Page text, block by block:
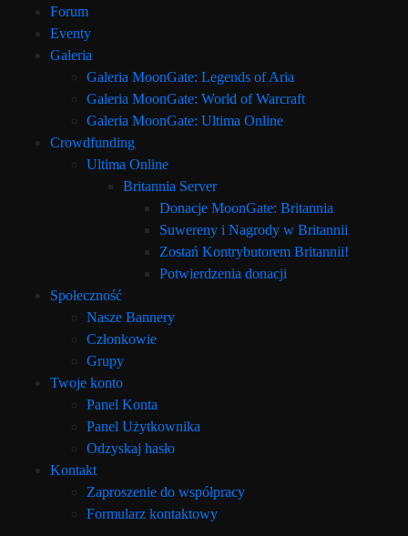
Forum
Eventy
Galeria
Galeria MoonGate: Legends of Aria
Galeria MoonGate: World of Warcraft
Galeria MoonGate: Ultima Online
Crowdfunding
Ultima Online
Britannia Server
Donacje MoonGate: Britannia
Suwereny i Nagrody w Britannii
Zostań Kontrybutorem Britannii!
Potwierdzenia donacji
Społeczność
Nasze Bannery
Członkowie
Grupy
Twoje konto
Panel Konta
Panel Użytkownika
Odzyskaj hasło
Kontakt
Zaproszenie do współpracy
Formularz kontaktowy